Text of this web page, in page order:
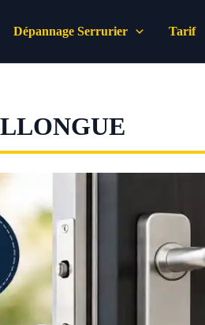
Dépannage Serrurier Tarif